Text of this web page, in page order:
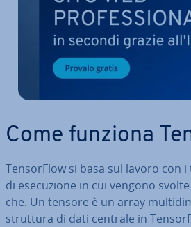
Come funziona
Ten­sor­Flow si basa sul lavoro con
di ese­cu­zio­ne in cui vengono
che. Un tensore è un array
struttura di dati centrale in